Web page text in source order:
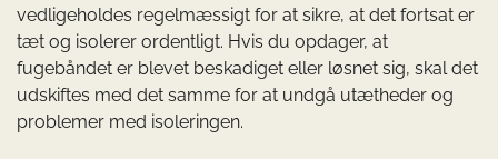
vedligeholdes regelmæssigt for at sikre, at det fortsat er
tæt og isolerer ordentligt. Hvis du opdager, at
fugebåndet er blevet beskadiget eller løsnet sig, skal det
udskiftes med det samme for at undgå utætheder og
problemer med isoleringen.